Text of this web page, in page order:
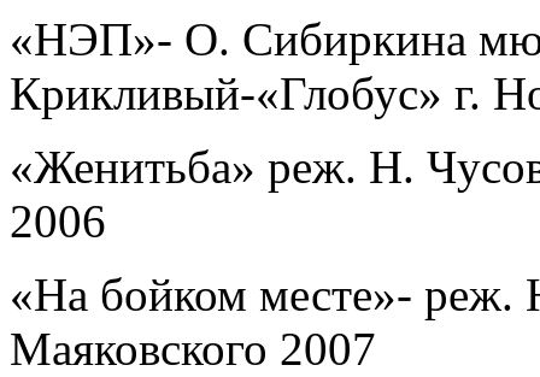
«НЭП»- О. Сибиркина
Крикливый-«Глобус» г.
«Женитьба» реж. Н.
2006
«На бойком месте»-
Маяковского 2007